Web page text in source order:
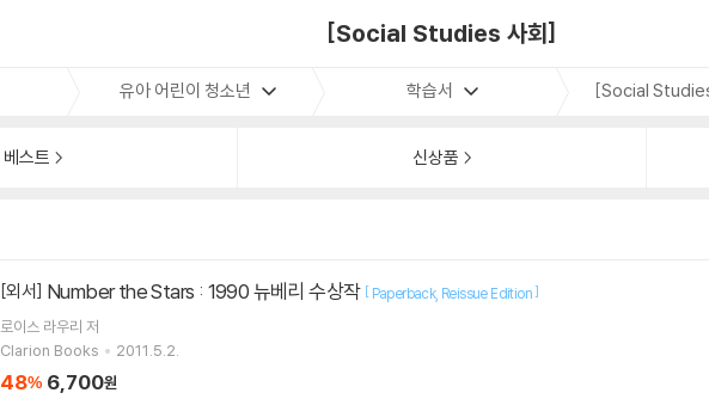
[Social Studies 사회]
유아 어린이 청소년 학습서 [Social
베스트 신상품
[외서] Number the Stars : 1990 뉴베리 수상작 [ Paperback Reissue Edition]
로이스 라우리 저
Clarion Books
2011.5.2.
48% 6,700원